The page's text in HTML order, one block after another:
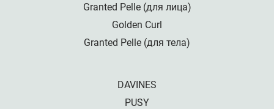
Granted Pelle (для лица)
Golden Curl
Granted Pelle (для тела)
DAVINES
PUSY